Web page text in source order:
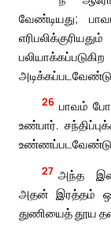
வேண்டியது;
26 பாவம்
உண்பார்.
27 அந்த
அதன் இரத்தம்
துணியைத் தூய